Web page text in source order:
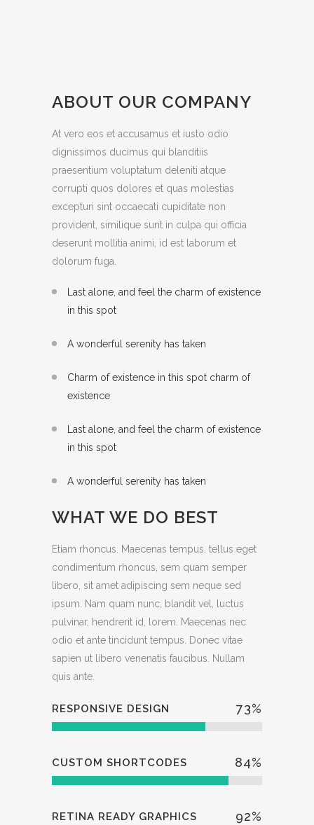
ABOUT OUR COMPANY
At vero eos et accusamus et iusto odio
dignissimos ducimus qui blanditiis
praesentium voluptatum deleniti atque
corrupti quos dolores et quas molestias
excepturi sint occaecati cupiditate non
provident, similique sunt in culpa qui officia
deserunt mollitia animi, id est laborum et
dolorum fuga.
Last alone, and feel the charm of existence
in this spot
A wonderful serenity has taken
Charm of existence in this spot charm of
existence
Last alone, and feel the charm of existence
in this spot
A wonderful serenity has taken
WHAT WE DO BEST
Etiam rhoncus. Maecenas tempus, tellus eget
condimentum rhoncus, sem quam semper
libero, sit amet adipiscing sem neque sed
ipsum. Nam quam nunc, blandit vel, luctus
pulvinar, hendrerit id, lorem. Maecenas nec
odio et ante tincidunt tempus. Donec vitae
sapien ut libero venenatis faucibus. Nullam
quis ante.
RESPONSIVE DESIGN 73%
CUSTOM SHORTCODES 84%
RETINA READY GRAPHICS 92%